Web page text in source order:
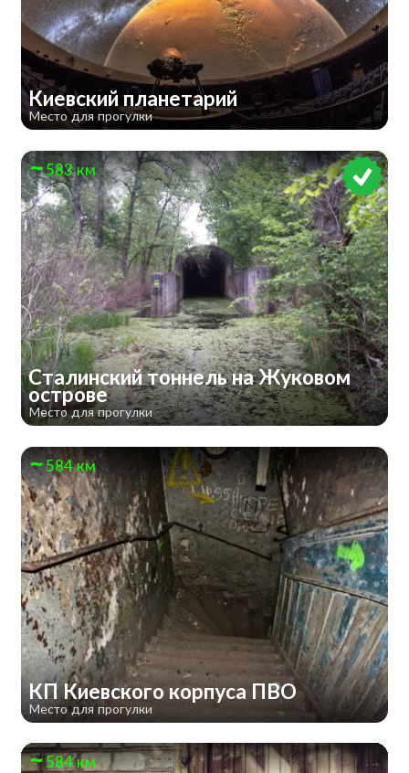
Киевский планетарий
Место для прогулки
583 км
Сталинский тоннель на Жуковом
острове
Место для прогулки
584 км
КП Киевского корпуса ПВО
Место для прогулки
584 км